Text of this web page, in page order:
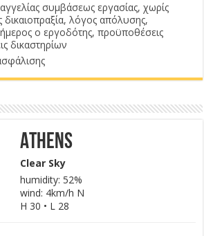
συμβάσεως εργασίας, χωρίς
δικαιοπραξία, λόγος απόλυσης,
ο εργοδότης, προϋποθέσεις
δικαστηρίων
Athens
Clear Sky
humidity: 52%
wind: 4km/h N
H 30 • L 28